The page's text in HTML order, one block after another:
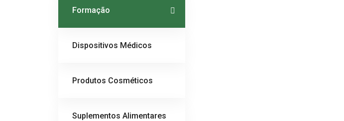
Formação
Dispositivos Médicos
Produtos Cosméticos
Suplementos Alimentares